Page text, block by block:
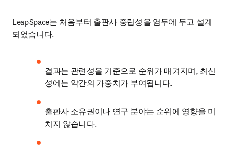
LeapSpace는 처음부터 출판사 중립성을 염두에 두고 설계
되었습니다.
결과는 관련성을 기준으로 순위가 매겨지며, 최신
성에는 약간의 가중치가 부여됩니다.
출판사 소유권이나 연구 분야는 순위에 영향을 미
치지 않습니다.